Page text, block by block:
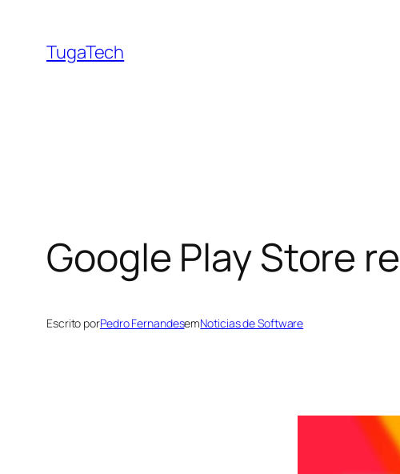
TugaTech
Google Play Store
Escrito porPedro FernandesemNoticias de Software